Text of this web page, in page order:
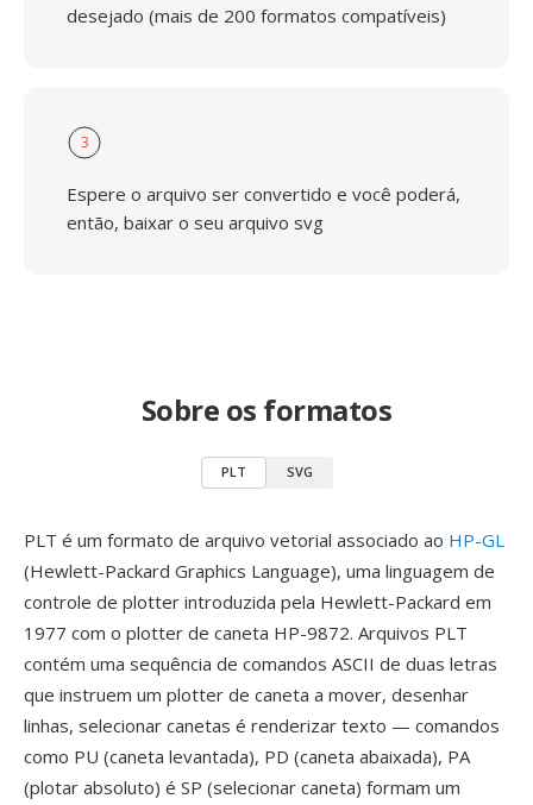
desejado (mais de 200 formatos compatíveis)
3
Espere o arquivo ser convertido e você poderá,
então, baixar o seu arquivo svg
Sobre os formatos
PLT SVG
PLT é um formato de arquivo vetorial associado ao HP-GL
(Hewlett-Packard Graphics Language), uma linguagem de
controle de plotter introduzida pela Hewlett-Packard em
1977 com o plotter de caneta HP-9872. Arquivos PLT
contém uma sequência de comandos ASCII de duas letras
que instruem um plotter de caneta a mover, desenhar
linhas, selecionar canetas é renderizar texto — comandos
como PU (caneta levantada), PD (caneta abaixada), PA
(plotar absoluto) é SP (selecionar caneta) formam um